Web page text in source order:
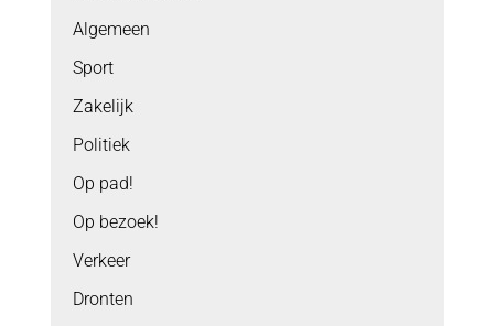
Algemeen
Sport
Zakelijk
Politiek
Op pad!
Op bezoek!
Verkeer
Dronten